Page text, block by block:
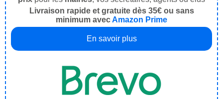
Livraison rapide et gratuite dès 35€ ou sans
minimum avecAmazon Prime
En savoir plus